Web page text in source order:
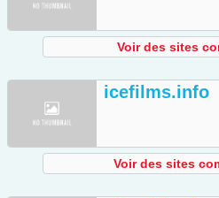
Voir des sites
icefilms.info
Voir des sites